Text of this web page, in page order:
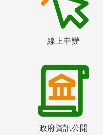
線上申辦
政府資訊公開